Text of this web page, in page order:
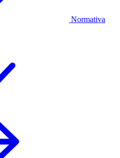
Normativa